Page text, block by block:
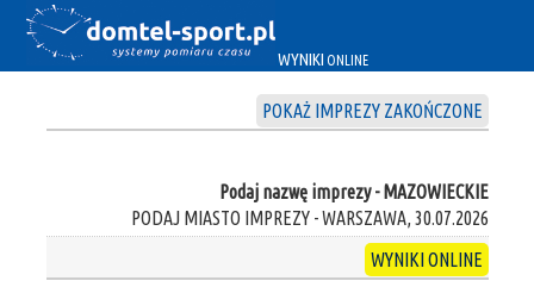
WYNIKI ONLINE
POKAŻ IMPREZY ZAKOŃCZONE
Podaj nazwę imprezy - MAZOWIECKIE
PODAJ MIASTO IMPREZY - WARSZAWA, 30.07.2026
WYNIKI ONLINE